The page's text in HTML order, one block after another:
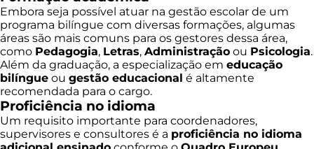
Embora seja possível atuar na gestão escolar de um
programa bilíngue com diversas formações, algumas
áreas são mais comuns para os gestores dessa área,
como Pedagogia, Letras, Administração ou Psicologia.
Além da graduação, a especialização em educação
bilíngue ou gestão educacional é altamente
recomendada para o cargo.
Proficiência no idioma
Um requisito importante para coordenadores,
supervisores e consultores é a proficiência no idioma